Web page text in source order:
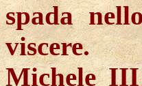
spada
viscere.
Michele